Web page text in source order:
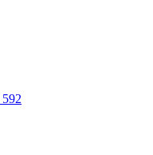
592